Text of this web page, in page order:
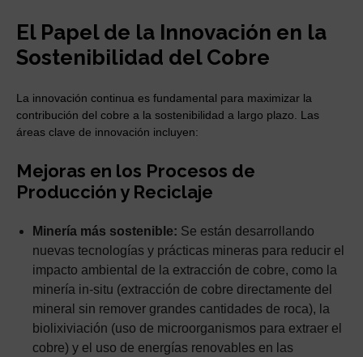
El Papel de la Innovación en la
Sostenibilidad del Cobre
La innovación continua es fundamental para maximizar la
contribución del cobre a la sostenibilidad a largo plazo. Las
áreas clave de innovación incluyen:
Mejoras en los Procesos de
Producción y Reciclaje
Minería más sostenible: Se están desarrollando
nuevas tecnologías y prácticas mineras para reducir el
impacto ambiental de la extracción de cobre, como la
minería in-situ (extracción de cobre directamente del
mineral sin remover grandes cantidades de roca), la
biolixiviación (uso de microorganismos para extraer el
cobre) y el uso de energías renovables en las